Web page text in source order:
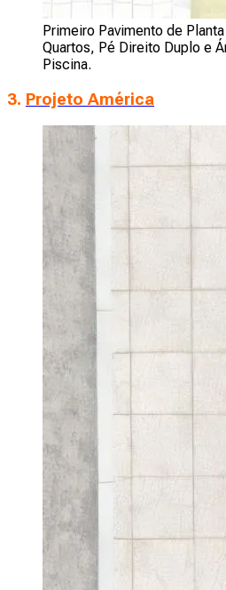
Primeiro Pavimento de
Quartos, Pé Direito Duplo e
Piscina.
3. Projeto América